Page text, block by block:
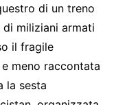
di un treno
miliziani armati
il fragile
meno raccontata
la sesta